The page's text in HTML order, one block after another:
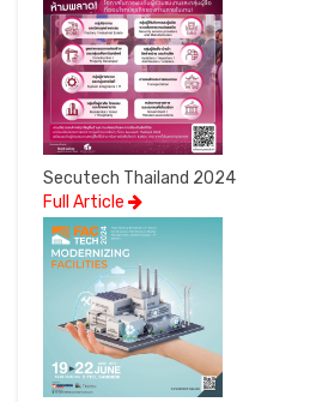
Secutech Thailand 2024
Full Article